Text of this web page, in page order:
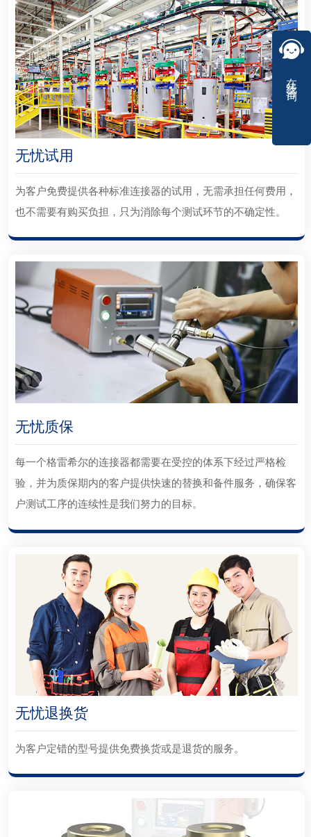
无忧试用
为客户免费提供各种标准连接器的试用，无需承担任何费用，
也不需要有购买负担，只为消除每个测试环节的不确定性。
无忧质保
每一个格雷希尔的连接器都需要在受控的体系下经过严格检
验，并为质保期内的客户提供快速的替换和备件服务，确保客
户测试工序的连续性是我们努力的目标。
无忧退换货
为客户定错的型号提供免费换货或是退货的服务。
在线咨询